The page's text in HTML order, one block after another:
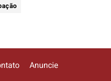
Anuncie